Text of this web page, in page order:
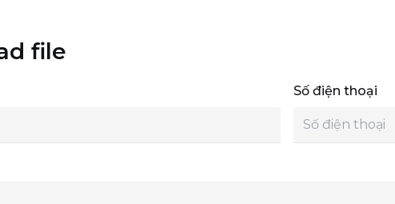
file
Số điện thoại